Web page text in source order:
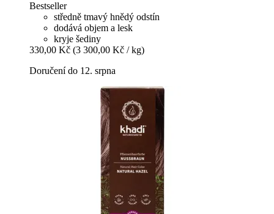
Bestseller
středně tmavý hnědý odstín
dodává objem a lesk
kryje šediny
330,00 Kč (3 300,00 Kč / kg)
Doručení do 12. srpna